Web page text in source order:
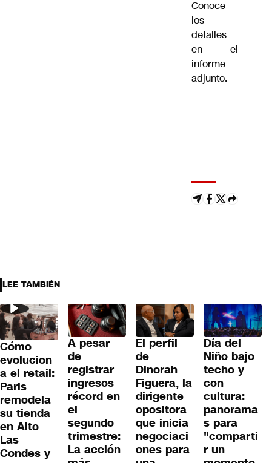
Conoce
los
detalles
en el
informe
adjunto.
LEE TAMBIÉN
Cómo
evolucion
a el retail:
Paris
remodela
su tienda
en Alto
Las
Condes y
A pesar
de
registrar
ingresos
récord en
el
segundo
trimestre:
La acción
El perfil
de
Dinorah
Figuera, la
dirigente
opositora
que inicia
negociaci
ones para
Día del
Niño bajo
techo y
con
cultura:
panorama
s para
"comparti
r un